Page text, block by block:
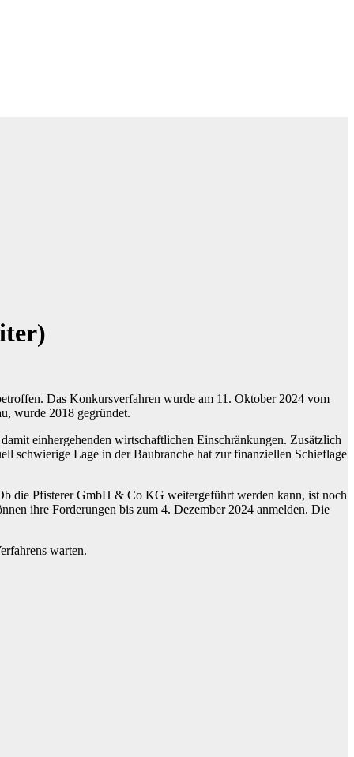
Das Konkursverfahren wurde am 11. Oktober 2024 vom
wurde 2018 gegründet.
einhergehenden wirtschaftlichen Einschränkungen. Zusätzlich
schwierige Lage in der Baubranche hat zur finanziellen Schieflage
die Pfisterer GmbH & Co KG weitergeführt werden kann, ist noch
ihre Forderungen bis zum 4. Dezember 2024 anmelden. Die
warten.